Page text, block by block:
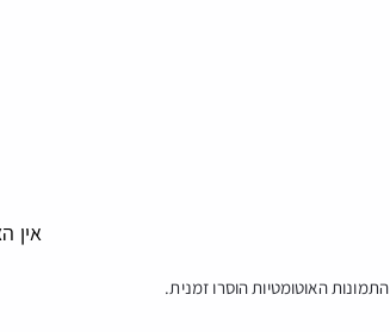
אין
התמונות האוטומטיות הוסרו זמנית.